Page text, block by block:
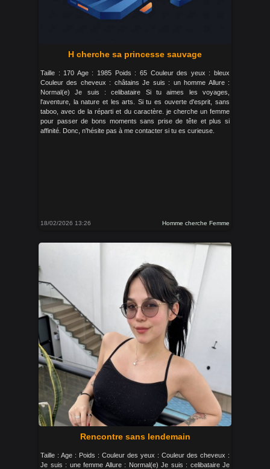
H cherche sa princesse sauvage
Taille : 170 Age : 1985 Poids : 65 Couleur des yeux : bleux
Couleur des cheveux : châtains Je suis : un homme Allure :
Normal(e) Je suis : celibataire Si tu aimes les voyages,
l'aventure, la nature et les arts. Si tu es ouverte d'esprit, sans
taboo, avec de la réparti et du caractère. je cherche un femme
pour passer de bons moments sans prise de tête et plus si
affinité. Donc, n'hésite pas à me contacter si tu es curieuse.
18/02/2026 13:26 Homme cherche Femme
Rencontre sans lendemain
Taille : Age : Poids : Couleur des yeux : Couleur des cheveux :
Je suis : une femme Allure : Normal(e) Je suis : celibataire Je